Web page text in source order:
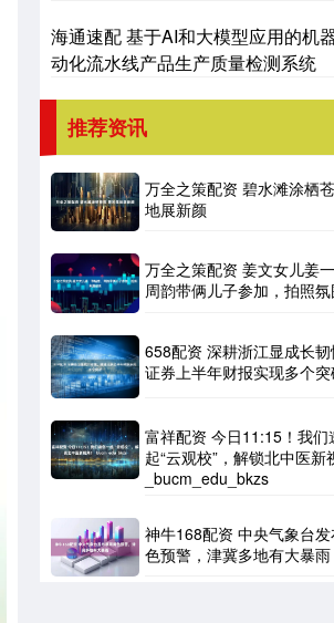
海通速配 基于AI和大模型应用的机
动化流水线产品生产质量检测系统
推荐资讯
万全之策配资 碧水滩涂栖
地展新颜
万全之策配资 姜文女儿姜
周韵带俩儿子参加，拍照
658配资 深耕浙江显成长韧
证券上半年财报实现多个突
富祥配资 今日11:15！我们
起“云观校”，解锁北中医新
_bucm_edu_bkzs
神牛168配资 中央气象台
色预警，津冀多地有大暴雨